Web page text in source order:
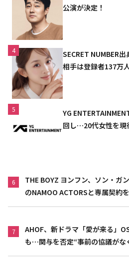
公演が決定！
4
SECRET NUMBER
相手は登録者137万
5
YG
回し…20代女性を現
6
THE BOYZ ヨンフン、ソン・ガ
のNAMOO ACTORSと専属契約
7
AHOF、新ドラマ「愛が来る」
も…関与を否定“事前の協議がな